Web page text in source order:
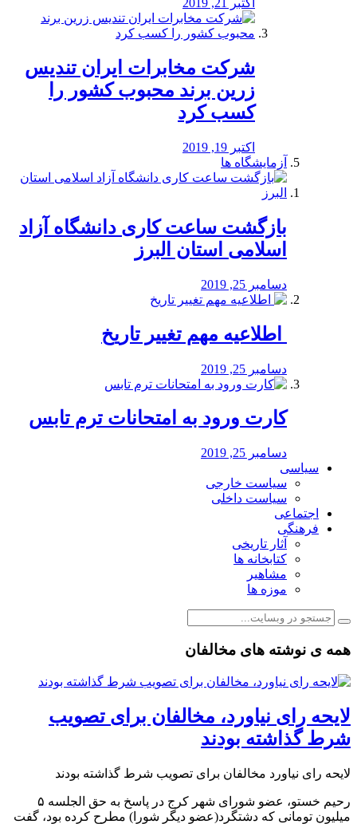
اکتبر 21, 2019
شرکت مخابرات ایران تندیس
زرین برند محبوب کشور را
کسب کرد
اکتبر 19, 2019
آزمایشگاه ها
بازگشت ساعت کاری دانشگاه آزاد
اسلامی استان البرز
دسامبر 25, 2019
️ اطلاعیه مهم تغییر تاریخ
دسامبر 25, 2019
کارت ورود به امتحانات ترم تابس
دسامبر 25, 2019
سیاسی
سیاست خارجی
سیاست داخلی
اجتماعی
فرهنگی
آثار تاریخی
کتابخانه ها
مشاهیر
موزه ها
همه ی نوشته های مخالفان
لایحه رای نیاورد، مخالفان برای تصویب
شرط گذاشته بودند
لایحه رای نیاورد مخالفان برای تصویب شرط گذاشته بودند
رحیم خستو، عضو شورای شهر کرج در پاسخ به حق الجلسه ۵
میلیون تومانی که دشتگرد(عضو دیگر شورا) مطرح کرده بود، گفت